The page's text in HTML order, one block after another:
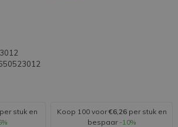
per stuk en
Koop 100 voor€6,26per stuk en
bespaar -10%